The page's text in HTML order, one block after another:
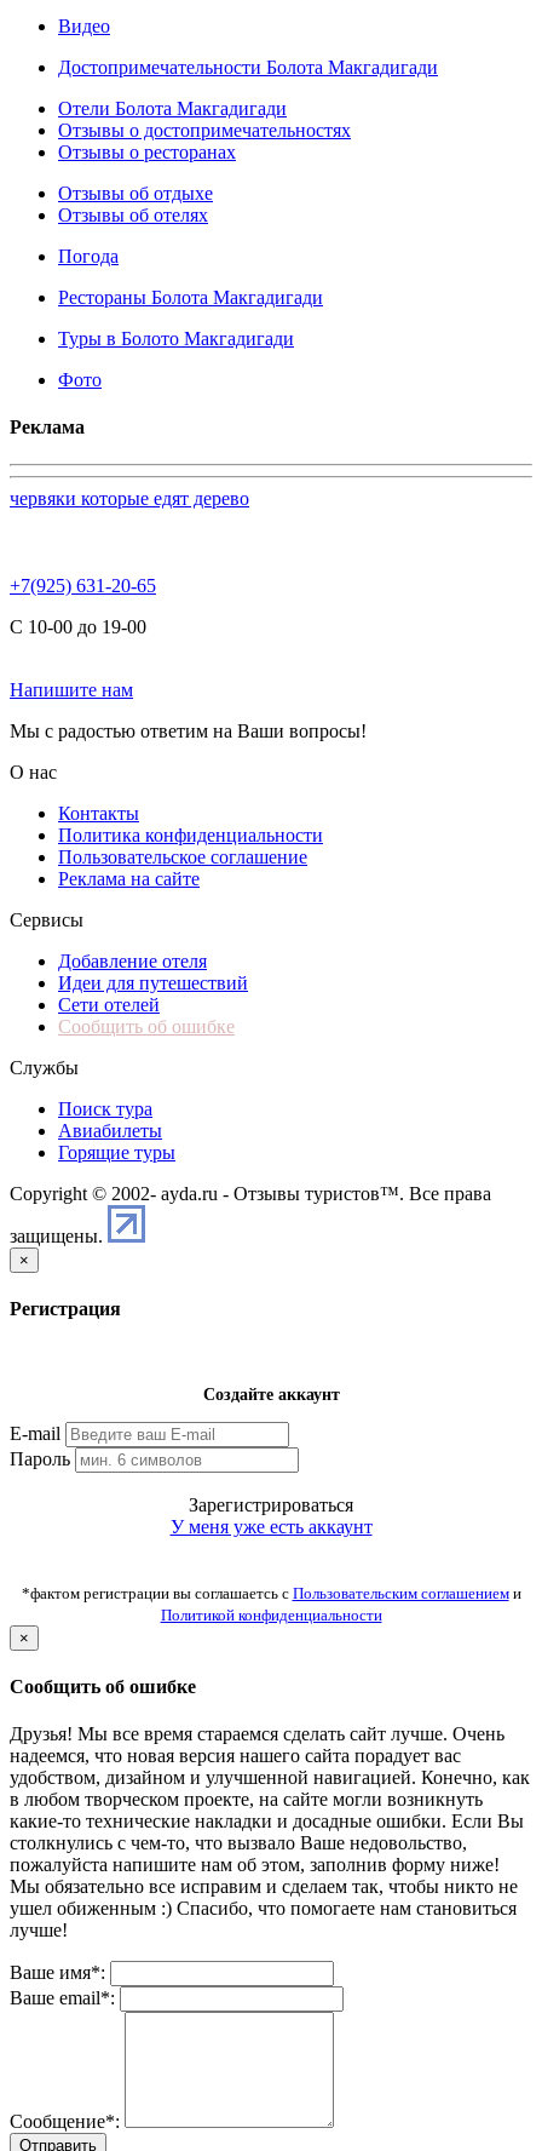
Видео
Достопримечательности Болота Макгадигади
Отели Болота Макгадигади
Отзывы о достопримечательностях
Отзывы о ресторанах
Отзывы об отдыхе
Отзывы об отелях
Погода
Рестораны Болота Макгадигади
Туры в Болото Макгадигади
Фото
Реклама
червяки которые едят дерево
+7(925) 631-20-65
С 10-00 до 19-00
Напишите нам
Мы с радостью ответим на Ваши вопросы!
О нас
Контакты
Политика конфиденциальности
Пользовательское соглашение
Реклама на сайте
Сервисы
Добавление отеля
Идеи для путешествий
Сети отелей
Сообщить об ошибке
Службы
Поиск тура
Авиабилеты
Горящие туры
Copyright © 2002- ayda.ru - Отзывы туристов™. Все права
защищены.
×
Регистрация
Создайте аккаунт
E-mail
Пароль
Зарегистрироваться
У меня уже есть аккаунт
*фактом регистрации вы соглашаетсь с Пользовательским соглашениеми
Политикой конфиденциальности
×
Сообщить об ошибке
Друзья! Мы все время стараемся сделать сайт лучше. Очень
надеемся, что новая версия нашего сайта порадует вас
удобством, дизайном и улучшенной навигацией. Конечно, как
в любом творческом проекте, на сайте могли возникнуть
какие-то технические накладки и досадные ошибки. Если Вы
столкнулись с чем-то, что вызвало Ваше недовольство,
пожалуйста напишите нам об этом, заполнив форму ниже!
Мы обязательно все исправим и сделаем так, чтобы никто не
ушел обиженным :) Спасибо, что помогаете нам становиться
лучше!
Ваше имя*:
Ваше email*:
Сообщение*:
Отправить